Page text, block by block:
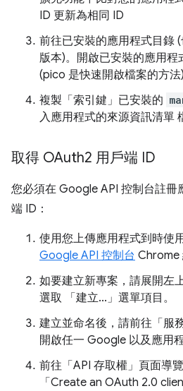
ID 更新為相同 ID
前往已安裝的應用程式目錄
版本)。開啟已安裝的應用程
(pico 是快速開啟檔案的方法)
複製「索引鍵」已安裝的
入應用程式的來源資訊清單
取得 OAuth2 用戶端 ID
您必須在 Google API 控制台註冊
端 ID：
使用您上傳應用程式到時使
Google API 控制台 Chrome
如要建立新專案，請展開左
選取 「建立...」 選單項目。
建立並命名後，請前往「服
開啟任一 Google 以及應用
前往「API 存取權」頁面導
「Create an OAuth 2.0